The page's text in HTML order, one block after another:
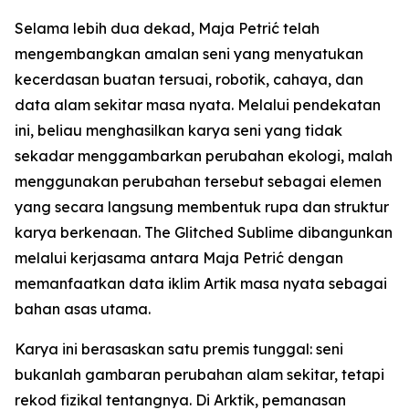
Selama lebih dua dekad, Maja Petrić telah
mengembangkan amalan seni yang menyatukan
kecerdasan buatan tersuai, robotik, cahaya, dan
data alam sekitar masa nyata. Melalui pendekatan
ini, beliau menghasilkan karya seni yang tidak
sekadar menggambarkan perubahan ekologi, malah
menggunakan perubahan tersebut sebagai elemen
yang secara langsung membentuk rupa dan struktur
karya berkenaan. The Glitched Sublime dibangunkan
melalui kerjasama antara Maja Petrić dengan
memanfaatkan data iklim Artik masa nyata sebagai
bahan asas utama.
Karya ini berasaskan satu premis tunggal: seni
bukanlah gambaran perubahan alam sekitar, tetapi
rekod fizikal tentangnya. Di Arktik, pemanasan